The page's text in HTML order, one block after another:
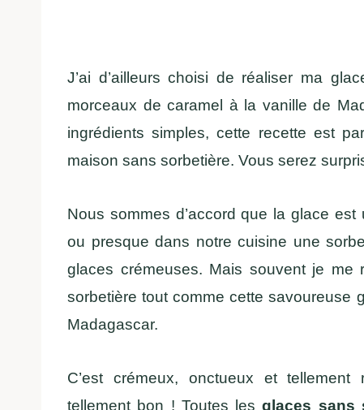
J’ai d’ailleurs choisi de réaliser ma
morceaux de caramel à la vanille de
ingrédients simples, cette recette est
maison sans sorbetière. Vous serez
Nous sommes d’accord que la glace
ou presque dans notre cuisine une
glaces crémeuses. Mais souvent je
sorbetière tout comme cette savoureuse
Madagascar.
C’est crémeux, onctueux et tellement
tellement bon ! Toutes lesglaces sans